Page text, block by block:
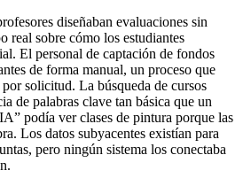
diseñaban evaluaciones sin
real sobre cómo los estudiantes
El personal de captación de fondos
de forma manual, un proceso que
por solicitud. La búsqueda de cursos
de palabras clave tan básica que un
podía ver clases de pintura porque las
Los datos subyacentes existían para
pero ningún sistema los conectaba